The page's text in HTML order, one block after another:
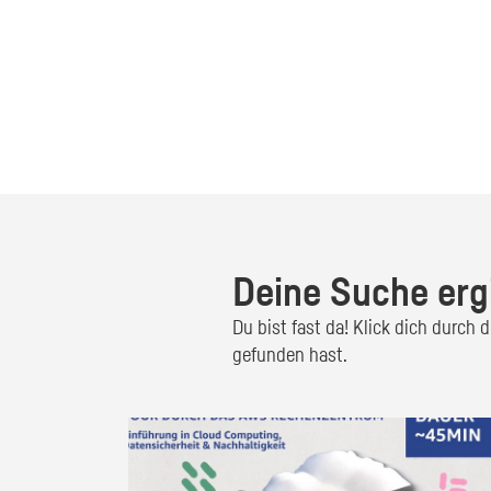
Deine Suche
Du bist fast da! Klick dich durch
gefunden hast.